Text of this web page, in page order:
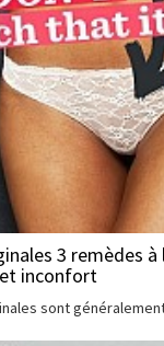
3 remèdes
inconfort
sont